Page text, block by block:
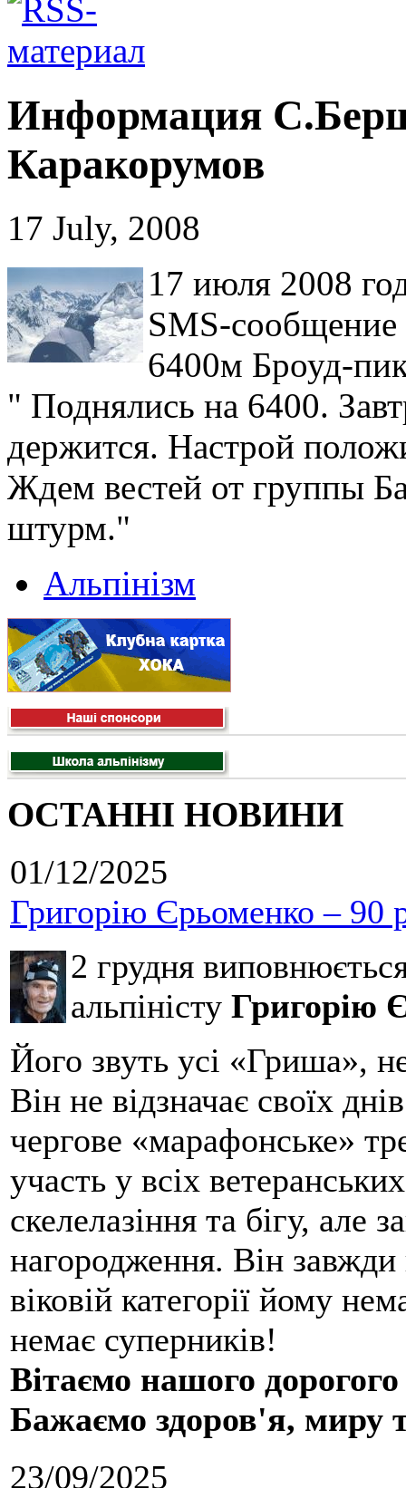
Информация
Каракорумов
17 July, 2008
17 июля 2008
SMS-сообщение
6400м Броуд-
" Поднялись на 6400.
держится. Настрой
Ждем вестей от группы
штурм."
Альпінізм
ОСТАННІ НОВИНИ
01/12/2025
Григорію Єрьоменко – 90
2 грудня
альпіністу Григорію
Його звуть усі «Гриша»,
Він не відзначає своїх
чергове «марафонське»
участь у всіх
скелелазіння та бігу, але
нагородження. Він
віковій категорії йому
немає суперників!
Вітаємо нашого
Бажаємо здоров'я, миру
23/09/2025